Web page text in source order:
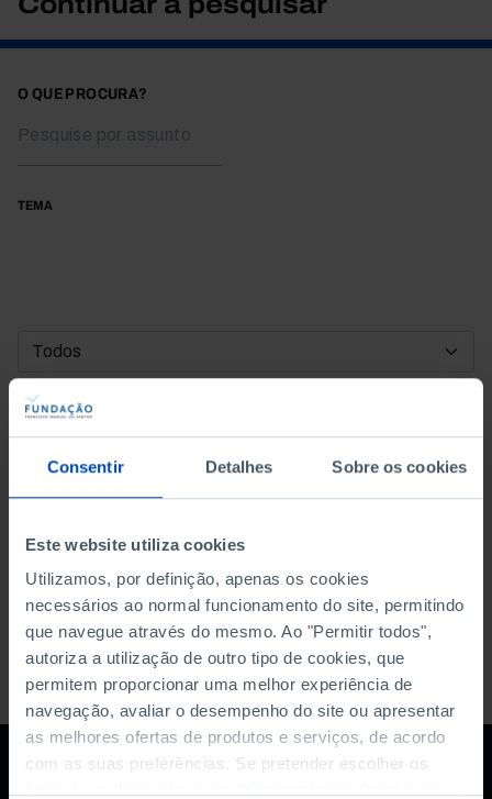
Consentir Detalhes Sobre os cookies
Este website utiliza cookies
Utilizamos, por definição, apenas os cookies
necessários ao normal funcionamento do site, permitindo
que navegue através do mesmo. Ao "Permitir todos",
autoriza a utilização de outro tipo de cookies, que
permitem proporcionar uma melhor experiência de
navegação, avaliar o desempenho do site ou apresentar
as melhores ofertas de produtos e serviços, de acordo
com as suas preferências. Se pretender escolher os
O QUE PROCURA?
TEMA
DATA DE INÍCIO
DATA DE FIM